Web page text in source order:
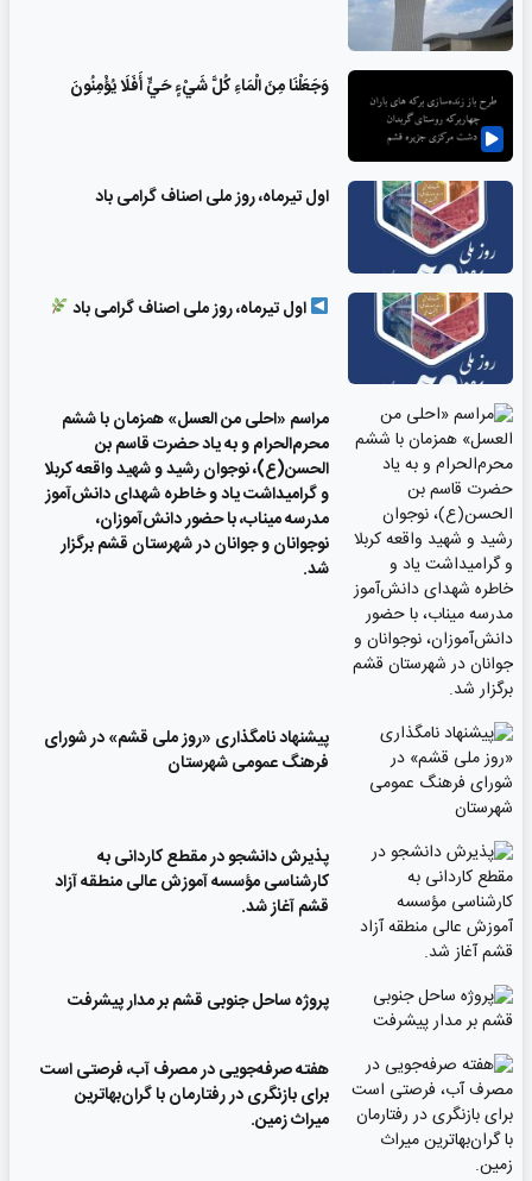
وَجَعَلْنَا مِنَ الْمَاءِ كُلَّ شَيْءٍ حَيٍّ أَفَلَا يُؤْمِنُونَ
اول تیرماه، روز ملی اصناف گرامی باد
اول تیرماه، روز ملی اصناف گرامی باد
مراسم «احلی من العسل» همزمان با ششم
محرم‌الحرام و به یاد حضرت قاسم بن
الحسن(ع)، نوجوان رشید و شهید واقعه کربلا
و گرامیداشت یاد و خاطره شهدای دانش‌آموز
مدرسه میناب، با حضور دانش‌آموزان،
نوجوانان و جوانان در شهرستان قشم برگزار
شد.
پیشنهاد نامگذاری «روز ملی قشم» در شورای
فرهنگ عمومی شهرستان
پذیرش دانشجو در مقطع کاردانی به
کارشناسی مؤسسه آموزش عالی منطقه آزاد
قشم آغاز شد.
پروژه ساحل جنوبی قشم بر مدار پیشرفت
‌هفته صرفه‌جویی در مصرف آب، فرصتی است
برای بازنگری در رفتارمان با گران‌بهاترین
میراث زمین.